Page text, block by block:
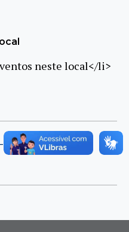
neste local</li>
UFRJ